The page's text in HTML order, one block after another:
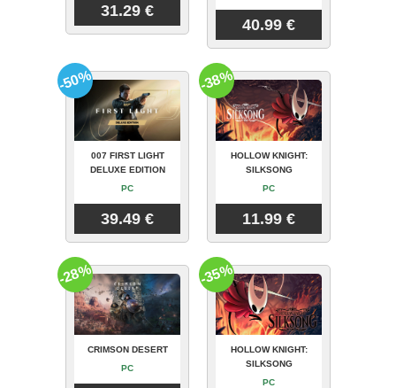
31.29 €
40.99 €
007 FIRST LIGHT
DELUXE EDITION
PC
39.49 €
-50%
HOLLOW KNIGHT:
SILKSONG
PC
11.99 €
-38%
CRIMSON DESERT
PC
-28%
HOLLOW KNIGHT:
SILKSONG
PC
-35%